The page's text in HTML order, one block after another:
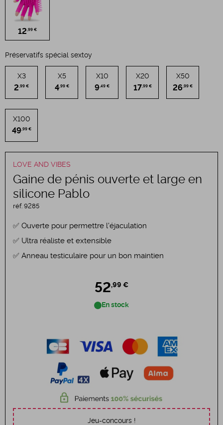
LOVE AND VIBES
Gaine de pénis ouverte et large en
silicone Pablo
réf. 9285
Ouverte pour permettre l'éjaculation
Ultra réaliste et extensible
Anneau testiculaire pour un bon maintien
52,99 €
En stock
Jeu-concours !
12,99 €
Préservatifs spécial sextoy
X3
2 ,99 €
X5
4 ,99 €
X10
9 ,49 €
X20
17,99 €
X50
26 ,99 €
X100
49 ,99 €